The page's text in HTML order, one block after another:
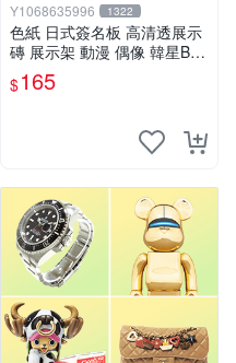
Y1068635996 1322
色紙 日式簽名板 高清透展示
磚 展示架 動漫 偶像 韓星BT
S hololive 大號 凹槽182*202
mm
$165